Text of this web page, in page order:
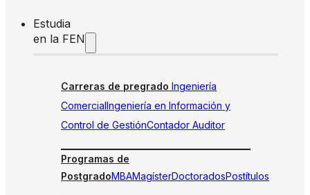
Estudia
en la FEN
Carreras de pregrado Ingeniería
ComercialIngeniería en Información y
Control de GestiónContador Auditor
Programas de
PostgradoMBAMagísterDoctoradosPostítulos